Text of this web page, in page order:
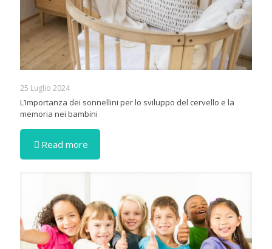
25 Luglio 2024
L’Importanza dei sonnellini per lo sviluppo del cervello e la
memoria nei bambini
Read more